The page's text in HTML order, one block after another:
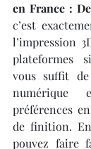
en France :
c’est
l’impression
plateformes
vous suffit
préférences
de finition.
pouvez faire